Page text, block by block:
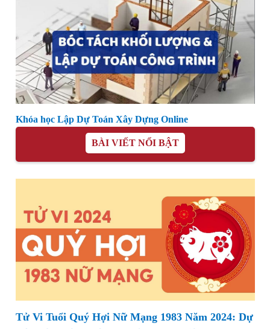
Khóa học Lập Dự Toán Xây Dựng Online
BÀI VIẾT NỔI BẬT
Tử Vi Tuổi Quý Hợi Nữ Mạng 1983 Năm 2024: Dự